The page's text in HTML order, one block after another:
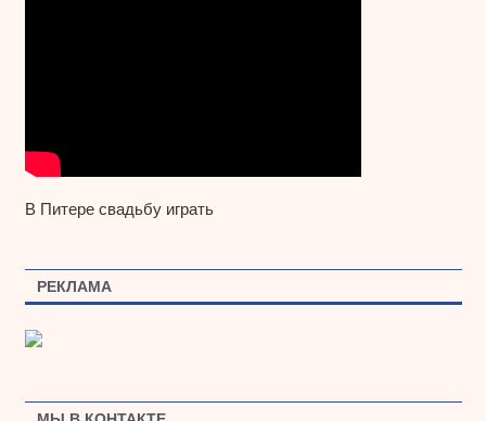
В Питере свадьбу играть
РЕКЛАМА